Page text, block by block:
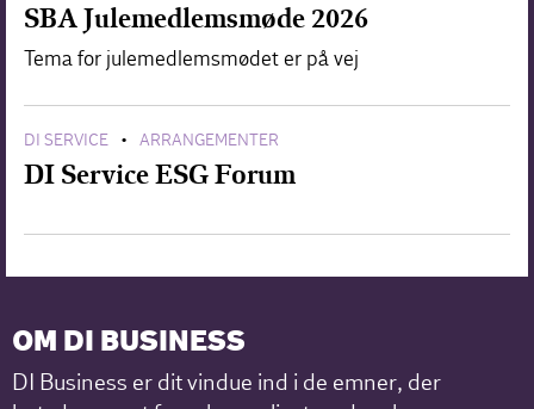
SBA Julemedlemsmøde 2026
Tema for julemedlemsmødet er på vej
DI SERVICE • ARRANGEMENTER
DI Service ESG Forum
OM DI BUSINESS
DI Business er dit vindue ind i de emner, der